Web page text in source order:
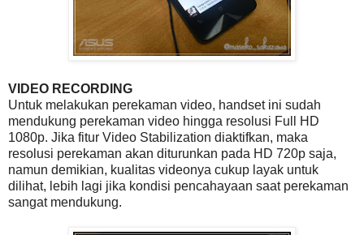
VIDEO RECORDING
Untuk melakukan perekaman video, handset ini sudah
mendukung perekaman video hingga resolusi Full HD
1080p. Jika fitur Video Stabilization diaktifkan, maka
resolusi perekaman akan diturunkan pada HD 720p saja,
namun demikian, kualitas videonya cukup layak untuk
dilihat, lebih lagi jika kondisi pencahayaan saat perekaman
sangat mendukung.